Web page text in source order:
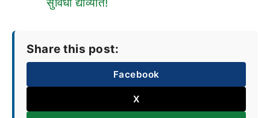
Share this post:
Facebook
X